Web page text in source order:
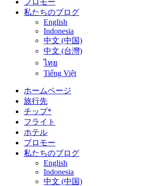
プロモー
私たちのブログ
English
Indonesia
中文 (中国)
中文 (台灣)
ไทย
Tiếng Việt
ホームページ
旅行先
チップ*
フライト
ホテル
プロモー
私たちのブログ
English
Indonesia
中文 (中国)